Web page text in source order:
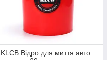
KLCB Відро для миття авто